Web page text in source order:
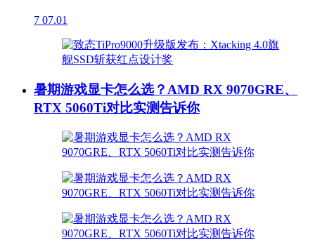
7 07.01
暑期游戏显卡怎么选？AMD RX 9070GRE、
RTX 5060Ti对比实测告诉你